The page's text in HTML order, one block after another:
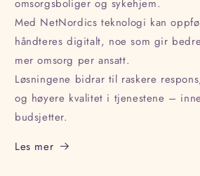
omsorgsboliger og sykehjem.
Med NetNordics teknologi kan
håndteres digitalt, noe som gir
mer omsorg per ansatt.
Løsningene bidrar til raskere
og høyere kvalitet i tjenestene –
budsjetter.
Les mer